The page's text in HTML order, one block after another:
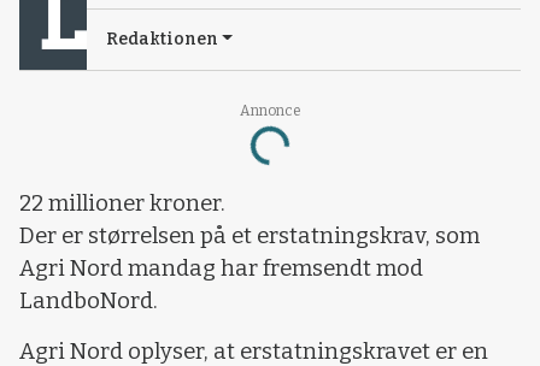
Annonce
Loading...
Redaktionen
22 millioner kroner.
Der er størrelsen på et erstatningskrav, som
Agri Nord mandag har fremsendt mod
LandboNord.
Agri Nord oplyser, at erstatningskravet er en